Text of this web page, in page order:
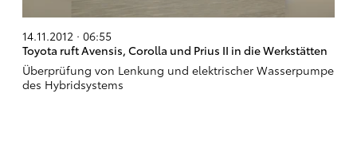
14.11.2012 · 06:55
Toyota ruft Avensis, Corolla und Prius II in die Werkstätten
Überprüfung von Lenkung und elektrischer Wasserpumpe
des Hybridsystems